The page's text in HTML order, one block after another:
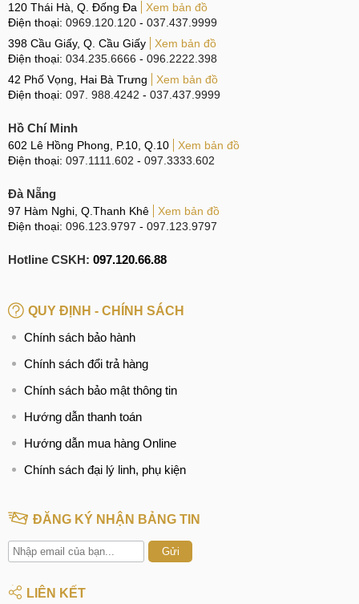
120 Thái Hà, Q. Đống Đa
Xem bản đồ
Điện thoại: 0969.120.120 - 037.437.9999
398 Cầu Giấy, Q. Cầu Giấy
Xem bản đồ
Điện thoại: 034.235.6666 - 096.2222.398
42 Phố Vọng, Hai Bà Trưng
Xem bản đồ
Điện thoại: 097. 988.4242 - 037.437.9999
Hồ Chí Minh
602 Lê Hồng Phong, P.10, Q.10
Xem bản đồ
Điện thoại: 097.1111.602 - 097.3333.602
Đà Nẵng
97 Hàm Nghi, Q.Thanh Khê
Xem bản đồ
Điện thoại: 096.123.9797 - 097.123.9797
Hotline CSKH: 097.120.66.88
QUY ĐỊNH - CHÍNH SÁCH
Chính sách bảo hành
Chính sách đổi trả hàng
Chính sách bảo mật thông tin
Hướng dẫn thanh toán
Hướng dẫn mua hàng Online
Chính sách đại lý linh, phụ kiện
ĐĂNG KÝ NHẬN BẢNG TIN
Gửi
LIÊN KẾT